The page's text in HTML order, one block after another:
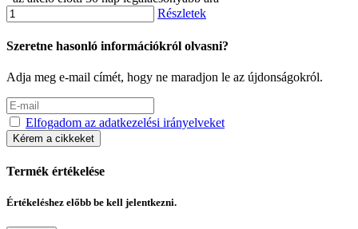
Részletek
Szeretne hasonló információkról olvasni?
Adja meg e-mail címét, hogy ne maradjon le az újdonságokról.
Elfogadom az adatkezelési irányelveket
Kérem a cikkeket
Termék értékelése
Értékeléshez előbb be kell jelentkezni.